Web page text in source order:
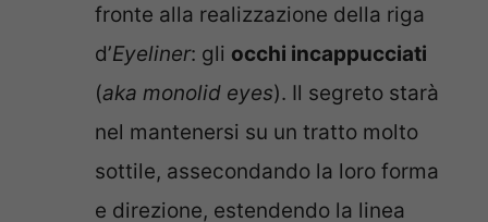
fronte alla realizzazione della riga
d’Eyeliner: gli occhi incappucciati
(aka monolid eyes). Il segreto starà
nel mantenersi su un tratto molto
sottile, assecondando la loro forma
e direzione, estendendo la linea